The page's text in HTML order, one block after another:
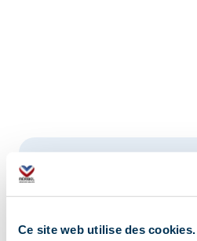
Ce site web utilise des cookies.